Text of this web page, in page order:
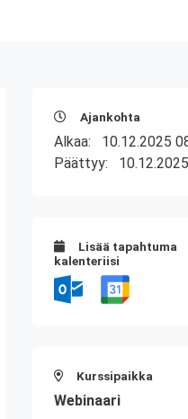
Ajankohta
Alkaa: 10.12.2025
Päättyy:
Lisää tapahtuma
kalenteriisi
Kurssipaikka
Webinaari